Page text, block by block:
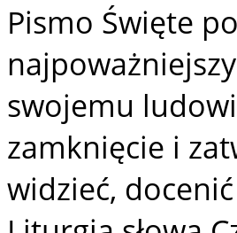
Pismo Święte
swojemu
zamknięcie i
widzieć,